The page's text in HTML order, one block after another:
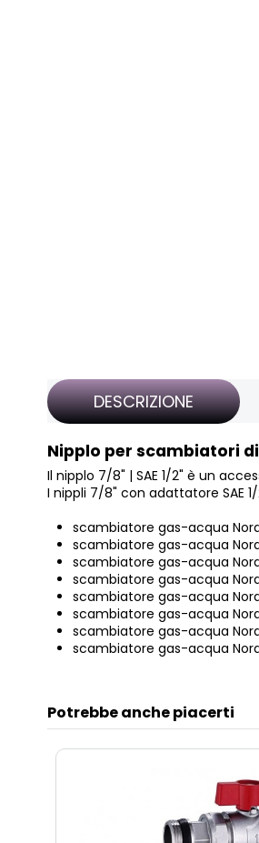
DESCRIZIONE
Nipplo per scambiatori
Il nipplo 7/8" | SAE 1/2" è un
I nippli 7/8" con adattatore SAE
scambiatore gas-acqua
scambiatore gas-acqua
scambiatore gas-acqua
scambiatore gas-acqua
scambiatore gas-acqua
scambiatore gas-acqua
scambiatore gas-acqua
scambiatore gas-acqua
Potrebbe anche piacerti